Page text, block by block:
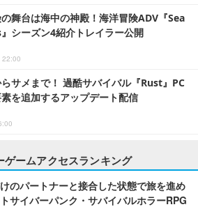
舞台は海中の神殿！海洋冒険ADV『Sea
シーズン4紹介トレイラー公開
22:00
サメまで！ 過酷サバイバル『Rust』PC
を追加するアップデート配信
ゲームアクセスランキング
けのパートナーと接合した状態で旅を進め
サイバーパンク・サバイバルホラーRPG